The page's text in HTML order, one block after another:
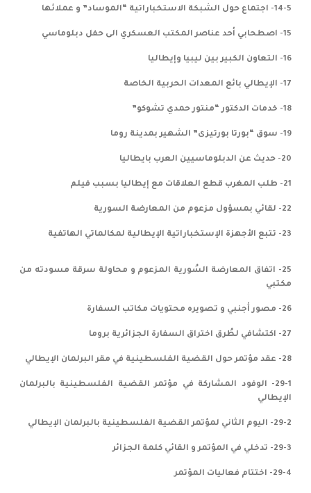
14-5- اجتماع حول الشبكة الاستخباراتية “الموساد” و عملائها
15- اصطحابي أحد عناصر المكتب العسكري الى حفل دبلوماسي
16- التعاون الكبير بين ليبيا وإيطاليا
17- الإيطالي بائع المعدات الحربية الخاصة
18- خدمات الدكتور “منتور حمدي تشوكو”
19- سوق “بورتا بورتيزى” الشهير بمدينة روما
20- حديث عن الدبلوماسيين العرب بايطاليا
21- طلب المغرب قطع العلاقات مع إيطاليا بسبب فيلم
22- لقائي بمسؤول مزعوم من المعارضة السورية
23- تتبع الأجهزة الإستخباراتية الإيطالية لمكالماتي الهاتفية
25- اتفاق المعارضة السُورية المزعوم و محاولة سرقة مسودته من
مكتبي
26- مصور أجنبي و تصويره محتويات مكاتب السفارة
27- اكتشافي لطُرق اختراق السفارة الجزائرية بروما
28- عقد مؤتمر حول القضية الفلسطينية في مقر البرلمان الإيطالي
29-1- الوفود المشاركة في مؤتمر القضية الفلسطينية بالبرلمان
الإيطالي
29-2- اليوم الثاني لمؤتمر القضية الفلسطينية بالبرلمان الإيطالي
29-3- تدخلي في المؤتمر و القائي كلمة الجزائر
29-4- اختتام فعاليات المؤتمر